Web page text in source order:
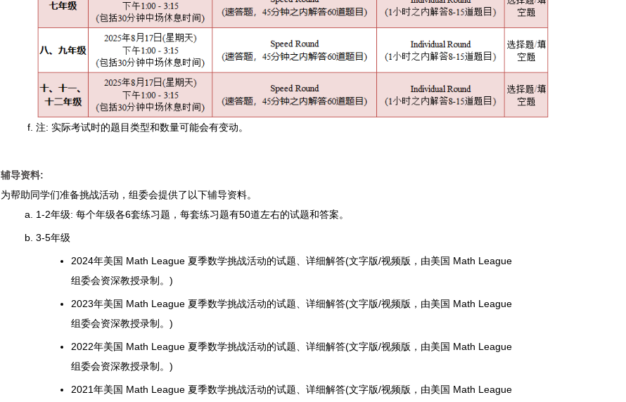
注: 实际考试时的题目类型和数量可能会有变动。
辅导资料:
为帮助同学们准备挑战活动，组委会提供了以下辅导资料。
1-2年级: 每个年级各6套练习题，每套练习题有50道左右的试题和答案。
3-5年级
2024年美国 Math League 夏季数学挑战活动的试题、详细解答(文字版/视频版，由美国 Math League
组委会资深教授录制。)
2023年美国 Math League 夏季数学挑战活动的试题、详细解答(文字版/视频版，由美国 Math League
组委会资深教授录制。)
2022年美国 Math League 夏季数学挑战活动的试题、详细解答(文字版/视频版，由美国 Math League
组委会资深教授录制。)
2021年美国 Math League 夏季数学挑战活动的试题、详细解答(文字版/视频版，由美国 Math League